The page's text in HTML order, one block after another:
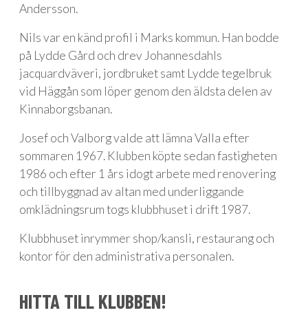
Andersson.
Nils var en känd profil i Marks kommun. Han bodde
på Lydde Gård och drev Johannesdahls
jacquardväveri, jordbruket samt Lydde tegelbruk
vid Häggån som löper genom den äldsta delen av
Kinnaborgsbanan.
Josef och Valborg valde att lämna Valla efter
sommaren 1967. Klubben köpte sedan fastigheten
1986 och efter 1 års idogt arbete med renovering
och tillbyggnad av altan med underliggande
omklädningsrum togs klubbhuset i drift 1987.
Klubbhuset inrymmer shop/kansli, restaurang och
kontor för den administrativa personalen.
HITTA TILL KLUBBEN!